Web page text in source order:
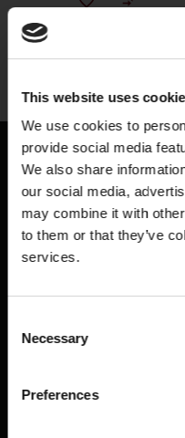
This website uses
We use cookies to
provide social media
We also share
our social media,
may combine it with
to them or that they’ve
services.
Selection
Necessary
Preferences
Has visto todos
e
¡Mantente al día